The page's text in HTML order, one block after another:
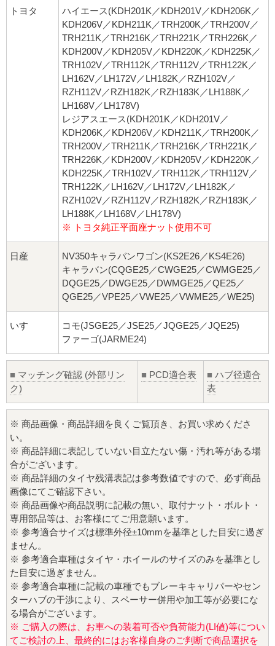
トヨタ
ハイエース(KDH201K／KDH201V／KDH206K／
KDH206V／KDH211K／TRH200K／TRH200V／
TRH211K／TRH216K／TRH221K／TRH226K／
KDH200V／KDH205V／KDH220K／KDH225K／
TRH102V／TRH112K／TRH112V／TRH122K／
LH162V／LH172V／LH182K／RZH102V／
RZH112V／RZH182K／RZH183K／LH188K／
LH168V／LH178V)
レジアスエース(KDH201K／KDH201V／
KDH206K／KDH206V／KDH211K／TRH200K／
TRH200V／TRH211K／TRH216K／TRH221K／
TRH226K／KDH200V／KDH205V／KDH220K／
KDH225K／TRH102V／TRH112K／TRH112V／
TRH122K／LH162V／LH172V／LH182K／
RZH102V／RZH112V／RZH182K／RZH183K／
LH188K／LH168V／LH178V)
※ トヨタ純正平面座ナット使用不可
日産
NV350キャラバンワゴン(KS2E26／KS4E26)
キャラバン(CQGE25／CWGE25／CWMGE25／
DQGE25／DWGE25／DWMGE25／QE25／
QGE25／VPE25／VWE25／VWME25／WE25)
いすゞ
コモ(JSGE25／JSE25／JQGE25／JQE25)
ファーゴ(JARME24)
■ マッチング確認 (外部リン
ク)
■ PCD適合表 ■ ハブ径適合
表
※ 商品画像・商品詳細を良くご覧頂き、お買い求めくださ
い。
※ 商品詳細に表記していない目立たない傷・汚れ等がある場
合がございます。
※ 商品詳細のタイヤ残溝表記は参考数値ですので、必ず商品
画像にてご確認下さい。
※ 商品画像や商品説明に記載の無い、取付ナット・ボルト・
専用部品等は、お客様にてご用意願います。
※ 参考適合サイズは標準外径±10mmを基準とした目安に過ぎ
ません。
※ 参考適合車種はタイヤ・ホイールのサイズのみを基準とし
た目安に過ぎません。
※ 参考適合車種に記載の車種でもブレーキキャリパーやセン
ターハブの干渉により、スペーサー併用や加工等が必要にな
る場合がございます。
※ ご購入の際は、お車への装着可否や負荷能力(LI値)等につい
てご検討の上、最終的にはお客様自身のご判断で商品選択を